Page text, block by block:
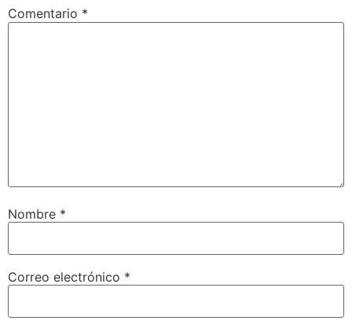
Comentario *
Nombre *
Correo electrónico *